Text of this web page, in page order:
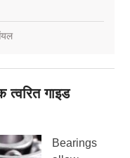
गाइड
Bearings